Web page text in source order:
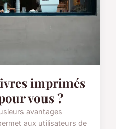
imprimés
vous ?
avantages
aux utilisateurs de